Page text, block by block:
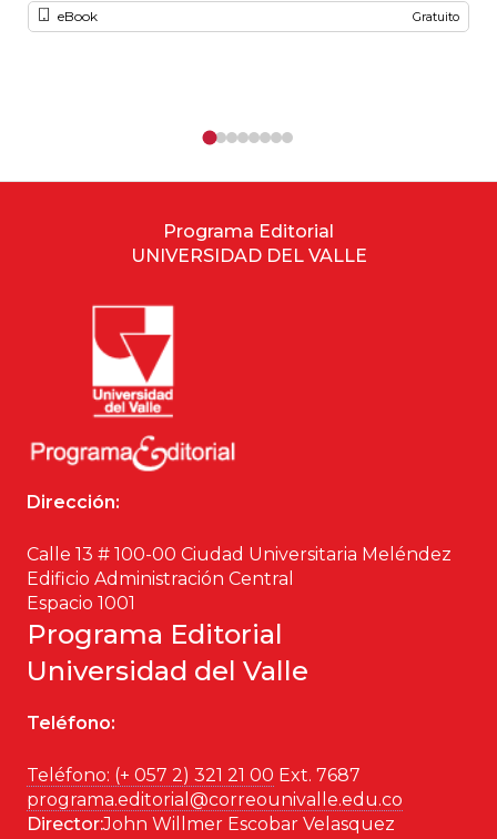
eBook Gratuito
Programa Editorial
UNIVERSIDAD DEL VALLE
Dirección:
Calle 13 # 100-00 Ciudad Universitaria Meléndez
Edificio Administración Central
Espacio 1001
Programa Editorial
Universidad del Valle
Teléfono:
Teléfono: (+ 057 2) 321 21 00 Ext. 7687
programa.editorial@correounivalle.edu.co
Director:John Willmer Escobar Velasquez